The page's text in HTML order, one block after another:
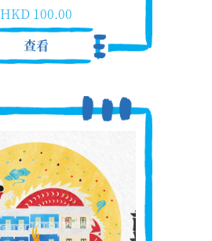
HKD 100.00
查看